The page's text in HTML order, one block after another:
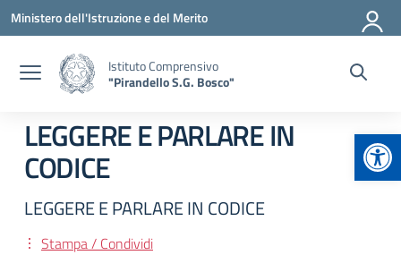
Vai ai contenuti
Vai al menu di navigazione
Vai al footer
Ministero dell'Istruzione e del Merito
Istituto Comprensivo
"Pirandello S.G. Bosco"
LEGGERE E PARLARE IN
CODICE
LEGGERE E PARLARE IN CODICE
Stampa / Condividi